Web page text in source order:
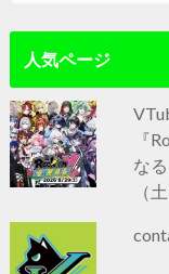
人気ページ
『
な
（